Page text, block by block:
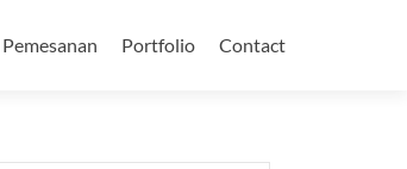
Portfolio Contact